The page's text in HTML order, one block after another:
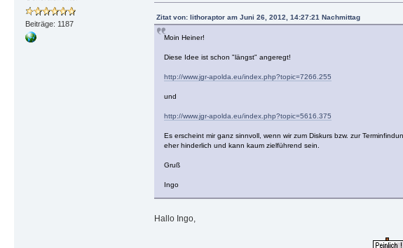
Beiträge: 1187
Zitat von: lithoraptor am Juni 26, 2012, 14:27:21 Nachmittag
Moin Heiner!
Diese Idee ist schon "längst" angeregt!
http://www.jgr-apolda.eu/index.php?topic=7266.255
und
http://www.jgr-apolda.eu/index.php?topic=5616.375
Es erscheint mir ganz sinnvoll, wenn wir zum Diskurs bzw. zur
eher hinderlich und kann kaum zielführend sein.
Gruß
Ingo
Hallo Ingo,